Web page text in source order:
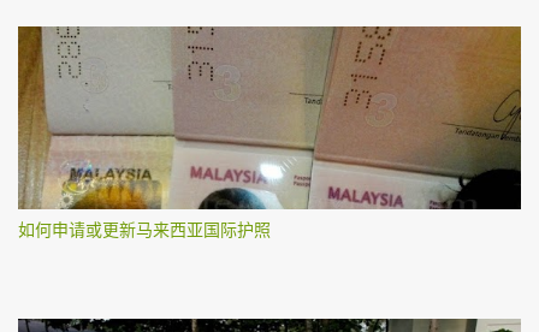
如何申请或更新马来西亚国际护照